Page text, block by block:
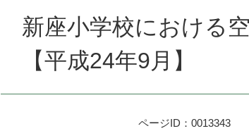
新座小学校における
【平成24年9月】
ページID：0013343